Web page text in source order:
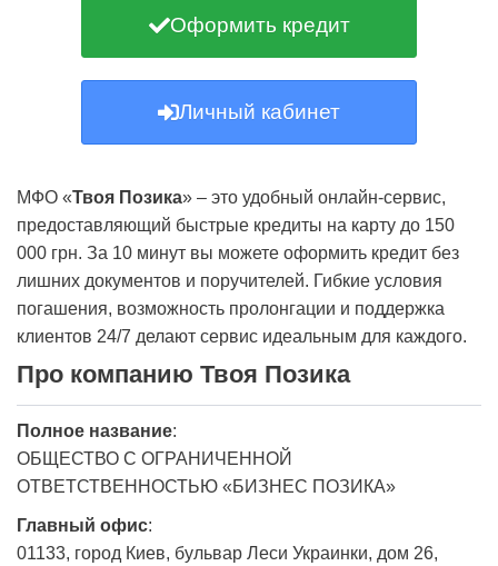
Оформить кредит
Личный кабинет
МФО «Твоя Позика» – это удобный онлайн-сервис,
предоставляющий быстрые кредиты на карту до 150
000 грн. За 10 минут вы можете оформить кредит без
лишних документов и поручителей. Гибкие условия
погашения, возможность пролонгации и поддержка
клиентов 24/7 делают сервис идеальным для каждого.
Про компанию Твоя Позика
Полное название:
ОБЩЕСТВО С ОГРАНИЧЕННОЙ
ОТВЕТСТВЕННОСТЬЮ «БИЗНЕС ПОЗИКА»
Главный офис:
01133, город Киев, бульвар Леси Украинки, дом 26,